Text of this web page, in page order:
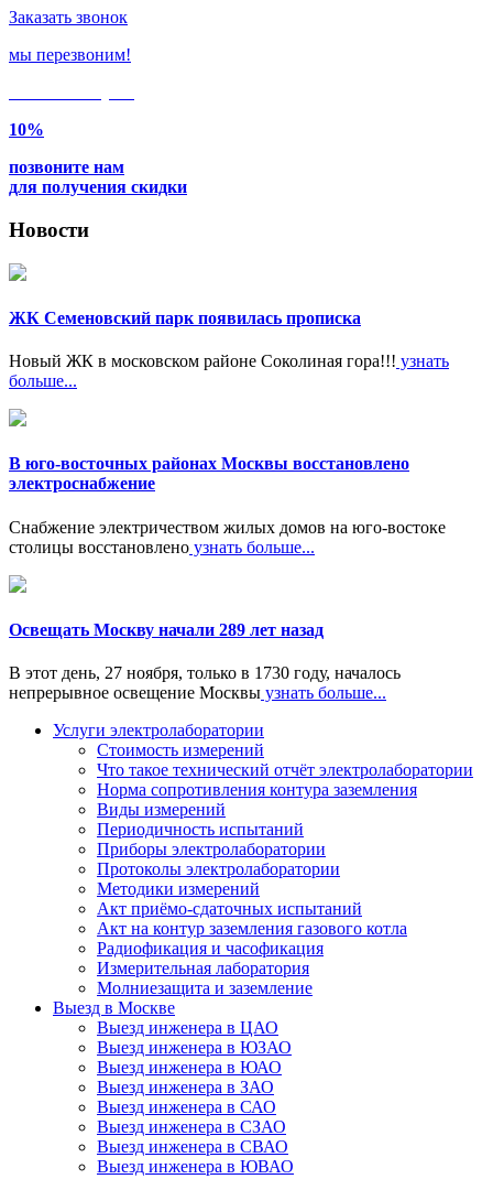
Заказать звонок
мы перезвоним!
10%
позвоните нам
для получения скидки
Новости
ЖК Семеновский парк появилась прописка
Новый ЖК в московском районе Соколиная гора!!! узнать
больше...
В юго-восточных районах Москвы восстановлено
электроснабжение
Снабжение электричеством жилых домов на юго-востоке
столицы восстановлено узнать больше...
Освещать Москву начали 289 лет назад
В этот день, 27 ноября, только в 1730 году, началось
непрерывное освещение Москвы узнать больше...
Услуги электролаборатории
Стоимость измерений
Что такое технический отчёт электролаборатории
Норма сопротивления контура заземления
Виды измерений
Периодичность испытаний
Приборы электролаборатории
Протоколы электролаборатории
Методики измерений
Акт приёмо-сдаточных испытаний
Акт на контур заземления газового котла
Радиофикация и часофикация
Измерительная лаборатория
Молниезащита и заземление
Выезд в Москве
Выезд инженера в ЦАО
Выезд инженера в ЮЗАО
Выезд инженера в ЮАО
Выезд инженера в ЗАО
Выезд инженера в САО
Выезд инженера в СЗАО
Выезд инженера в СВАО
Выезд инженера в ЮВАО